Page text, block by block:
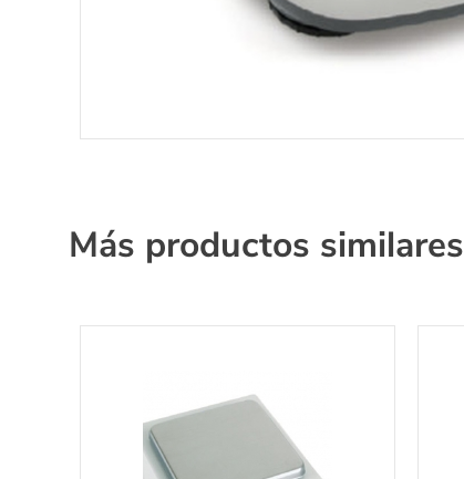
Más productos similares